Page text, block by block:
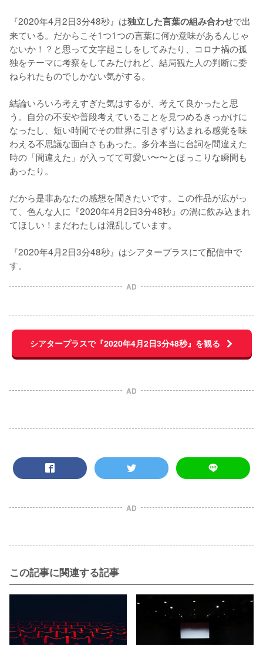
『2020年4月2日3分48秒』は独立した言葉の組み合わせで出
来ている。だからこそ1つ1つの言葉に何か意味があるんじゃ
ないか！？と思って文字起こしをしてみたり、コロナ禍の孤
独をテーマに考察をしてみたけれど、結局観た人の判断に委
ねられたものでしかない気がする。
結論いろいろ考えすぎた気はするが、考えて良かったと思
う。自分の不安や普段考えていることを見つめるきっかけに
なったし、短い時間でその世界に引きずり込まれる感覚を味
わえる不思議な面白さもあった。多分本当に台詞を間違えた
時の「間違えた」が入ってて可愛い〜〜とほっこりな瞬間も
あったり。
だから是非あなたの感想を聞きたいです。この作品が広がっ
て、色んな人に『2020年4月2日3分48秒』の渦に飲み込まれ
てほしい！まだわたしは混乱しています。
『2020年4月2日3分48秒』はシアタープラスにて配信中で
す。
AD
シアタープラスで『2020年4月2日3分48秒』を観る
AD
AD
この記事に関連する記事